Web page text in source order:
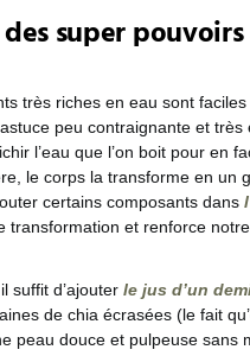
super pouvoirs
très riches en eau sont
peu contraignante et très
l’eau que l’on boit pour en
le corps la transforme en un
certains composants dans
transformation et renforce
suffit d’ajouter le jus d’un
de chia écrasées (le fait
peau douce et pulpeuse sans